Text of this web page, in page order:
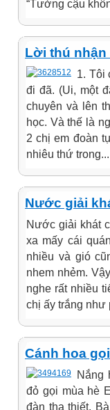
“Tưởng cậu
Lời thú nhận
1. Tôi
đi đã. (Ui, một
chuyên và lên
học. Và thế là
2 chị em đoàn
nhiêu thứ trong...
Nước giải
Nước giải khát
xa mấy cái
nhiều và gió
nhem nhẻm.
nghe rất nhiều
chị ấy trắng như
Cánh hoa
Nắng
đỏ gọi mùa hè
đàn tha thiết.